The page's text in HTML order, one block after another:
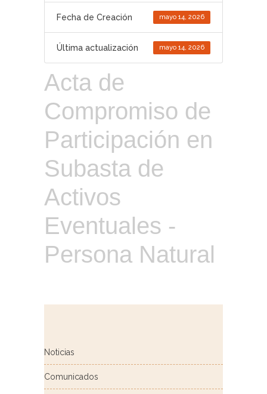
Fecha de Creación mayo 14, 2026
Última actualización mayo 14, 2026
Acta de
Compromiso de
Participación en
Subasta de
Activos
Eventuales -
Persona Natural
Noticias
Comunicados